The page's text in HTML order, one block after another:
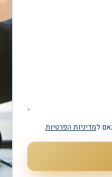
למדיניות הפרטיות.